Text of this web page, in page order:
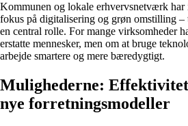
Kommunen og lokale erhvervsnetværk har
fokus på digitalisering og grøn omstilling
en central rolle. For mange virksomheder
erstatte mennesker, men om at bruge
arbejde smartere og mere bæredygtigt.
Mulighederne:
nye forretningsmodeller